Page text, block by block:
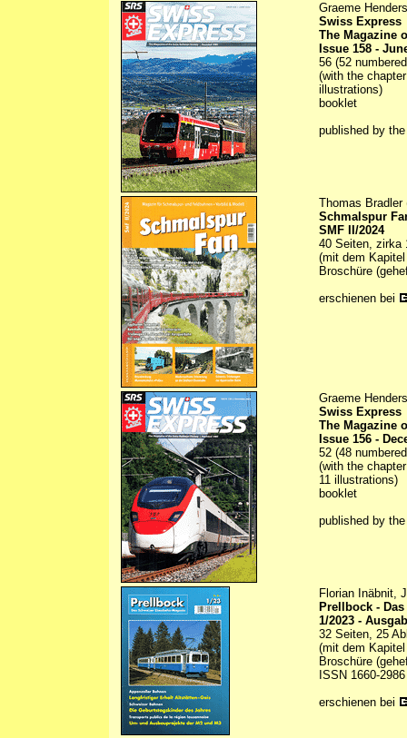
Graeme
Swiss Express
The Magazine
Issue 158 -
56 (52
(with the
illustrations)
booklet
published by
Thomas Bradler
Schmalspur
SMF II/2024
40 Seiten, zirka
(mit dem
Broschüre
erschienen bei
Graeme
Swiss Express
The Magazine
Issue 156 -
52 (48
(with the
11 illustrations)
booklet
published by
Florian Inäbnit,
Prellbock -
1/2023 -
32 Seiten, 25
(mit dem
Broschüre
ISSN 1660-2986
erschienen bei